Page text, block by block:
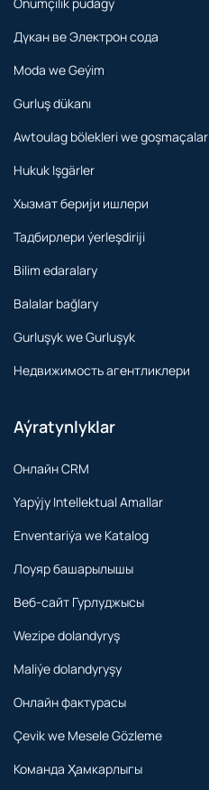
Дүкан ве Электрон сода
Moda we Geýim
Gurluş dükanı
Awtoulag bölekleri we goşmaçalar
Hukuk Işgärler
Хызмат берији ишлери
Тадбирлери ýerleşdiriji
Bilim edaralary
Balalar bağlary
Gurluşyk we Gurluşyk
Недвижимость агентликлери
Aýratynlyklar
Онлайн CRM
Yapýjy Intellektual Amallar
Enventariýa we Katalog
Лоуяр башарылышы
Веб-сайт Гурлуджысы
Wezipe dolandyryş
Maliýe dolandyryşy
Онлайн фактурасы
Çevik we Mesele Gözleme
Команда Ҳамкарлыгы